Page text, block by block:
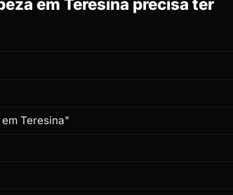
em Teresina precisa ter
Teresina"